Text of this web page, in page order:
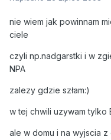
nie wiem jak powinnam
ciele
czyli np.nadgarstki i w
NPA
zalezy gdzie szłam:)
w tej chwili uzywam tylko
ale w domu i na wyjscia z